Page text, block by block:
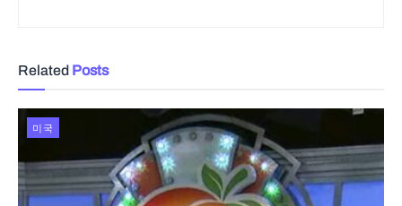
Related Posts
미국